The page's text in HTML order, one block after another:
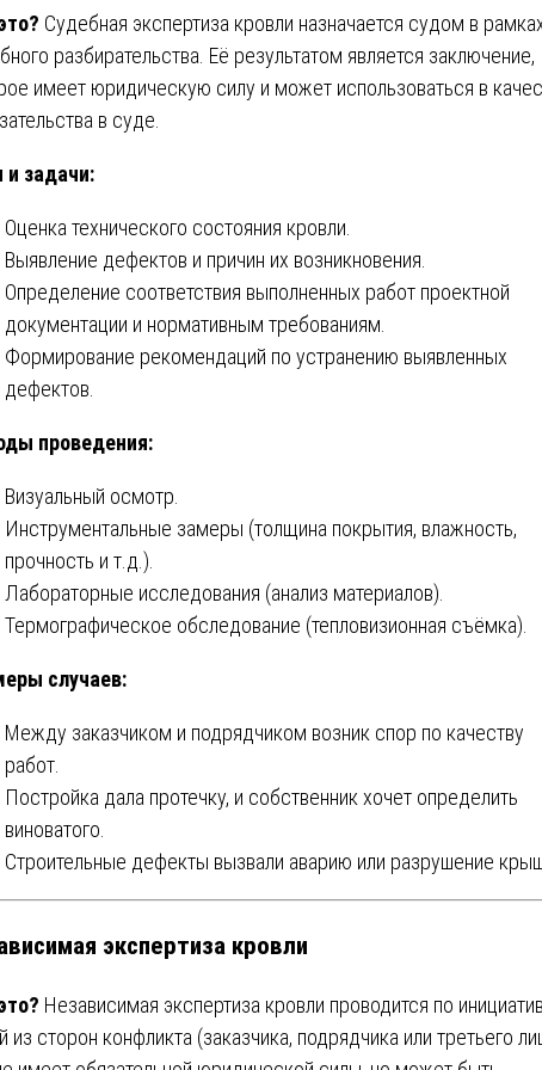
Судебная экспертиза кровли назначается судом в
разбирательства. Её результатом является заключение,
имеет юридическую силу и может использоваться в
в суде.
и задачи:
Оценка технического состояния кровли.
Выявление дефектов и причин их возникновения.
Определение соответствия выполненных работ проектной
документации и нормативным требованиям.
Формирование рекомендаций по устранению выявленных
дефектов.
проведения:
Визуальный осмотр.
Инструментальные замеры (толщина покрытия, влажность,
прочность и т.д.).
Лабораторные исследования (анализ материалов).
Термографическое обследование (тепловизионная съёмка).
случаев:
Между заказчиком и подрядчиком возник спор по качеству
работ.
Постройка дала протечку, и собственник хочет определить
виноватого.
Строительные дефекты вызвали аварию или разрушение
экспертиза кровли
Независимая экспертиза кровли проводится по
из сторон конфликта (заказчика, подрядчика или третьего